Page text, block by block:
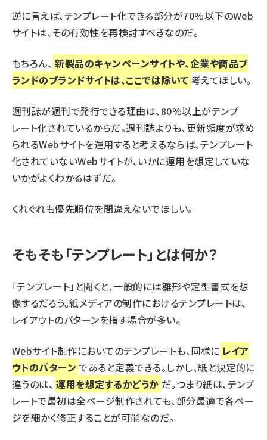
逆に言えば、テンプレート化できる部分が70％以下のWeb
サイトは、その有効性を再検討すべきなのだ。
もちろん、 新製品のキャンペーンサイトや、企業や商品ブ
ランドのブランドサイトは、ここでは除いて 考えてほしい。
週刊誌が週刊で発行できる理由は、80％以上がテンプ
レート化されているからだ。週刊誌よりも、更新頻度が求め
られるWebサイトを運用すると考えるならば、テンプレート
化されていないWebサイトが、いかに運用を想定していな
いかがよくわかるはずだ。
くれぐれも優先順位を間違えないでほしい。
そもそも「テンプレート」とは何か？
「テンプレート」と聞くと、一般的には雛形や定型書式を想
像するだろう。紙メディアの制作におけるテンプレートは、
レイアウトのパターンを指す場合が多い。
Webサイト制作においてのテンプレートも、同様に レイア
ウトのパターン であると定義できる。しかし、紙と決定的に
違うのは、 運用を想定するかどうか だ。つまり紙は、テンプ
レートで最初は全ページ制作されても、部分最適で各ペー
ジを細かく修正することが可能なのだ。